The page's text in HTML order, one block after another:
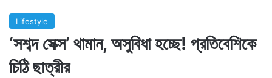
Lifestyle
‘সশব্দ সেক্স’ থামান, অসুবিধা হচ্ছে! প্রতিবেশিকে
চিঠি ছাত্রীর